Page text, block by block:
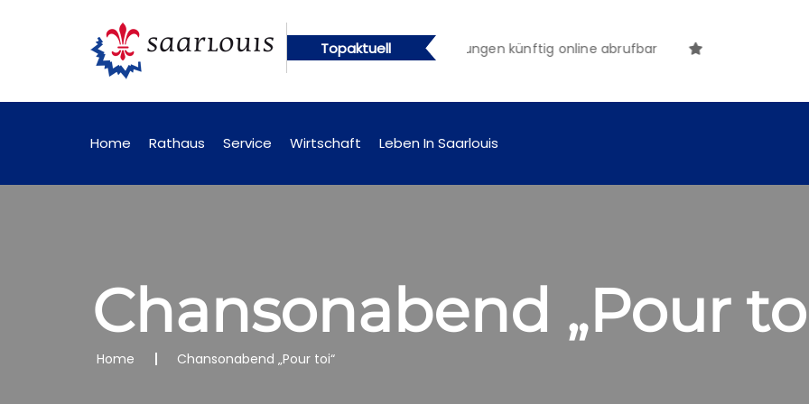
Topaktuell
künftig online abrufbar Öffentliche Bekanntmachungen künftig online abrufbar
Home Rathaus Service Wirtschaft Leben In Saarlouis
Chansonabend „Pour
Home Chansonabend „Pour toi“